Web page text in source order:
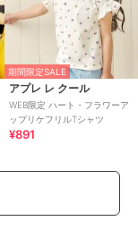
期間限定SALE
アプレ レ クール
WEB限定 ハート・フラワーア
ップリケフリルTシャツ
¥891